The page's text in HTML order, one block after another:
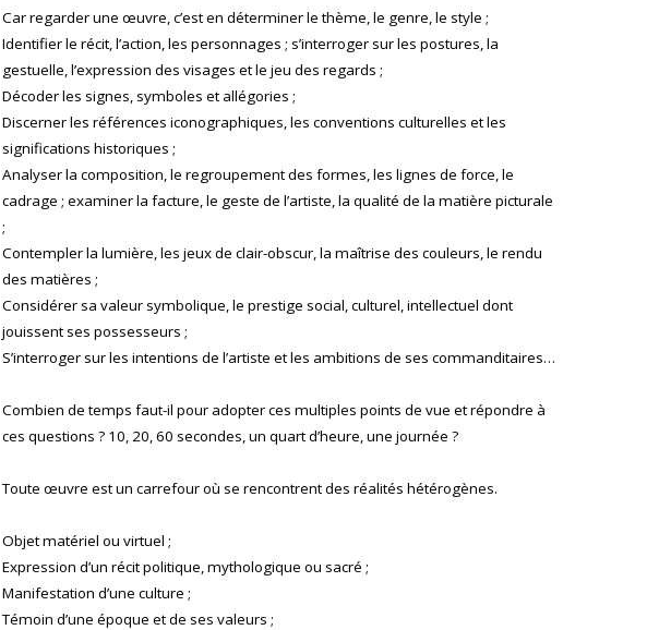
Car regarder une œuvre, c’est en déterminer le thème, le genre, le style ;
Identifier le récit, l’action, les personnages ; s’interroger sur les postures, la
gestuelle, l’expression des visages et le jeu des regards ;
Décoder les signes, symboles et allégories ;
Discerner les références iconographiques, les conventions culturelles et les
significations historiques ;
Analyser la composition, le regroupement des formes, les lignes de force, le
cadrage ; examiner la facture, le geste de l’artiste, la qualité de la matière picturale
;
Contempler la lumière, les jeux de clair-obscur, la maîtrise des couleurs, le rendu
des matières ;
Considérer sa valeur symbolique, le prestige social, culturel, intellectuel dont
jouissent ses possesseurs ;
S’interroger sur les intentions de l’artiste et les ambitions de ses commanditaires…
Combien de temps faut-il pour adopter ces multiples points de vue et répondre à
ces questions ? 10, 20, 60 secondes, un quart d’heure, une journée ?
Toute œuvre est un carrefour où se rencontrent des réalités hétérogènes.
Objet matériel ou virtuel ;
Expression d’un récit politique, mythologique ou sacré ;
Manifestation d’une culture ;
Témoin d’une époque et de ses valeurs ;